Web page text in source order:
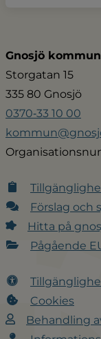
Gnosjö kommun
Storgatan 15
335 80 Gnosjö
0370‑33 10 00
Förslag och
Hitta på
Pågående
Cookies
Behandling